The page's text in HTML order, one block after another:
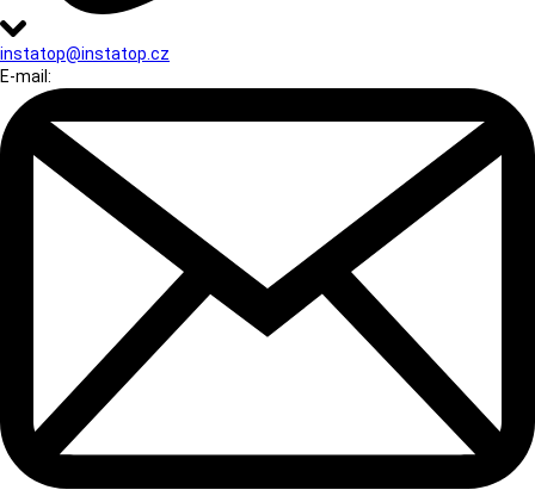
instatop@instatop.cz
E-mail: